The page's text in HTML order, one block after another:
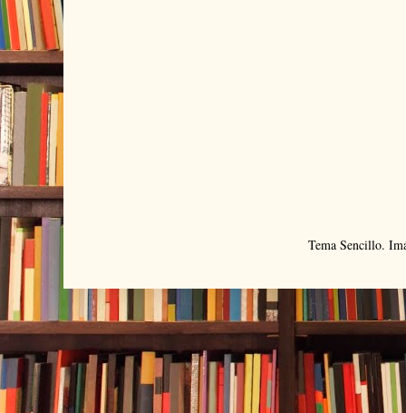
Tema Sencillo.